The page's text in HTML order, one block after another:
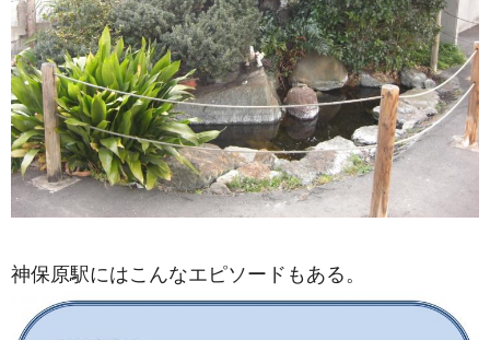
神保原駅にはこんなエピソードもある。